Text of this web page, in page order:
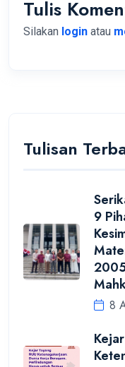
Tulis
Silakan login atau
Tulisan
9
8